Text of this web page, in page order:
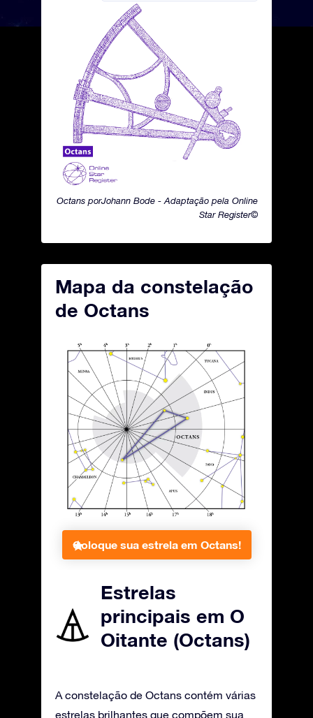
Octans porJohann Bode - Adaptação pela Online
Star Register©
Mapa da constelação
de Octans
Coloque sua estrela em Octans!
Estrelas
principais em O
Oitante (Octans)
A constelação de Octans contém várias
estrelas brilhantes que compõem sua